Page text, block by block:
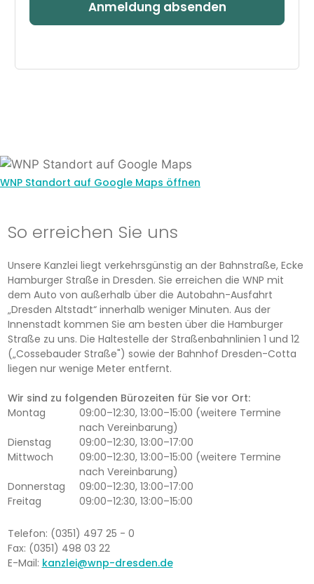
WNP Standort auf Google Maps öffnen
So erreichen Sie uns
Unsere Kanzlei liegt verkehrsgünstig an der Bahnstraße, Ecke
Hamburger Straße in Dresden. Sie erreichen die WNP mit
dem Auto von außerhalb über die Autobahn-Ausfahrt
„Dresden Altstadt“ innerhalb weniger Minuten. Aus der
Innenstadt kommen Sie am besten über die Hamburger
Straße zu uns. Die Haltestelle der Straßenbahnlinien 1 und 12
(„Cossebauder Straße") sowie der Bahnhof Dresden-Cotta
liegen nur wenige Meter entfernt.
Wir sind zu folgenden Bürozeiten für Sie vor Ort:
Montag
09:00–12:30, 13:00–15:00 (weitere Termine
nach Vereinbarung)
Dienstag
09:00–12:30, 13:00–17:00
Mittwoch
09:00–12:30, 13:00–15:00 (weitere Termine
nach Vereinbarung)
Donnerstag
09:00–12:30, 13:00–17:00
Freitag
09:00–12:30, 13:00–15:00
Telefon: (0351) 497 25 - 0
Fax: (0351) 498 03 22
E-Mail: kanzlei@wnp-dresden.de